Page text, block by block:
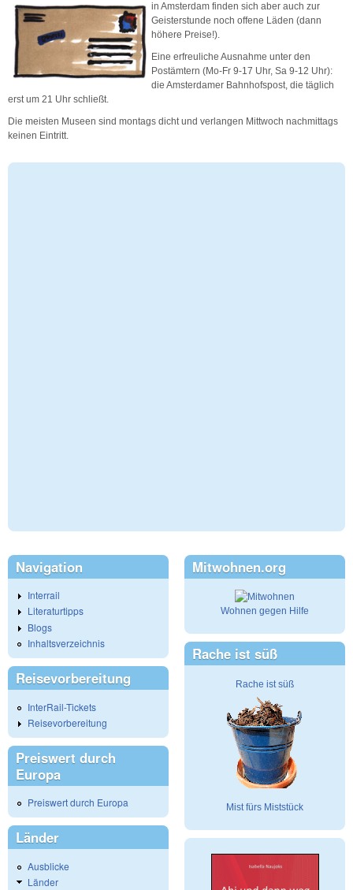
in Amsterdam finden sich aber auch zur
Geisterstunde noch offene Läden (dann
höhere Preise!).
Eine erfreuliche Ausnahme unter den
Postämtern (Mo-Fr 9-17 Uhr, Sa 9-12 Uhr):
die Amsterdamer Bahnhofspost, die täglich
erst um 21 Uhr schließt.
Die meisten Museen sind montags dicht und verlangen Mittwoch nachmittags
keinen Eintritt.
Navigation
Interrail
Literaturtipps
Blogs
Inhaltsverzeichnis
Reisevorbereitung
InterRail-Tickets
Reisevorbereitung
Preiswert durch
Europa
Preiswert durch Europa
Länder
Ausblicke
Länder
Mitwohnen.org
Wohnen gegen Hilfe
Rache ist süß
Rache ist süß
Mist fürs Miststück